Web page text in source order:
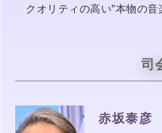
クオリティの高い”本物の
司
赤坂泰彦